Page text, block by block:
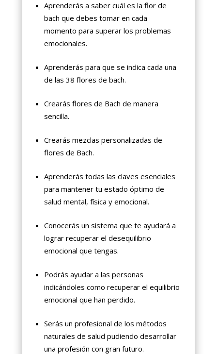
Aprenderás a saber cuál es la flor de
bach que debes tomar en cada
momento para superar los problemas
emocionales.
Aprenderás para que se indica cada una
de las 38 flores de bach.
Crearás flores de Bach de manera
sencilla.
Crearás mezclas personalizadas de
flores de Bach.
Aprenderás todas las claves esenciales
para mantener tu estado óptimo de
salud mental, física y emocional.
Conocerás un sistema que te ayudará a
lograr recuperar el desequilibrio
emocional que tengas.
Podrás ayudar a las personas
indicándoles como recuperar el equilibrio
emocional que han perdido.
Serás un profesional de los métodos
naturales de salud pudiendo desarrollar
una profesión con gran futuro.